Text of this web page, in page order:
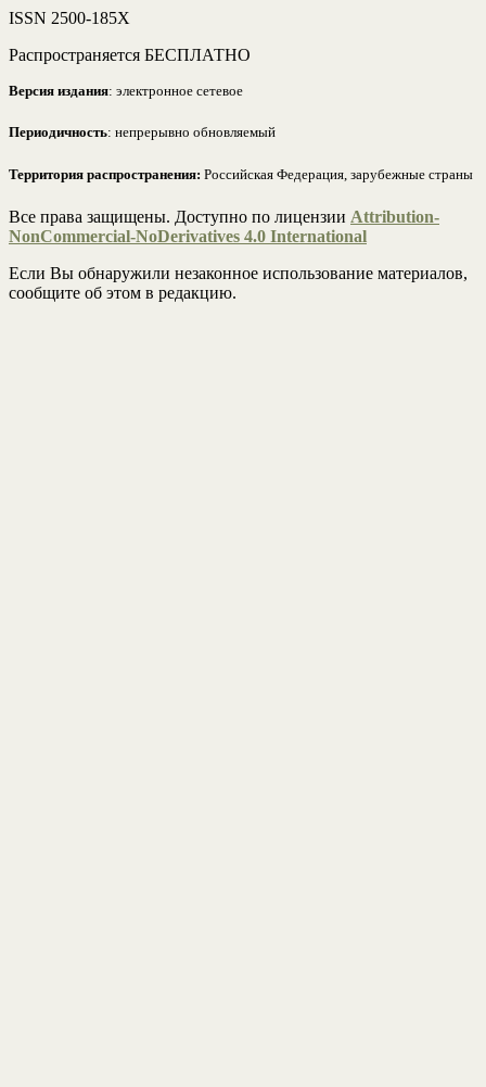
ISSN 2500-185Х
Распространяется БЕСПЛАТНО
Версия издания: электронное сетевое
Периодичность: непрерывно обновляемый
Территория распространения: Российская Федерация, зарубежные страны
Все права защищены. Доступно по лицензии Attribution-
NonCommercial-NoDerivatives 4.0 International
Если Вы обнаружили незаконное использование материалов,
сообщите об этом в редакцию.